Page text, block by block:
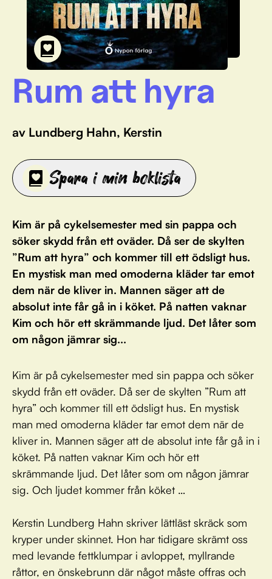
Rum att hyra
av Lundberg Hahn, Kerstin
Spara i min boklista
Kim är på cykelsemester med sin pappa och
söker skydd från ett oväder. Då ser de skylten
”Rum att hyra” och kommer till ett ödsligt hus.
En mystisk man med omoderna kläder tar emot
dem när de kliver in. Mannen säger att de
absolut inte får gå in i köket. På natten vaknar
Kim och hör ett skrämmande ljud. Det låter som
om någon jämrar sig...
Kim är på cykelsemester med sin pappa och söker
skydd från ett oväder. Då ser de skylten ”Rum att
hyra” och kommer till ett ödsligt hus. En mystisk
man med omoderna kläder tar emot dem när de
kliver in. Mannen säger att de absolut inte får gå in i
köket. På natten vaknar Kim och hör ett
skrämmande ljud. Det låter som om någon jämrar
sig. Och ljudet kommer från köket …
Kerstin Lundberg Hahn skriver lättläst skräck som
kryper under skinnet. Hon har tidigare skrämt oss
med levande fettklumpar i avloppet, myllrande
råttor, en önskebrunn där något måste offras och